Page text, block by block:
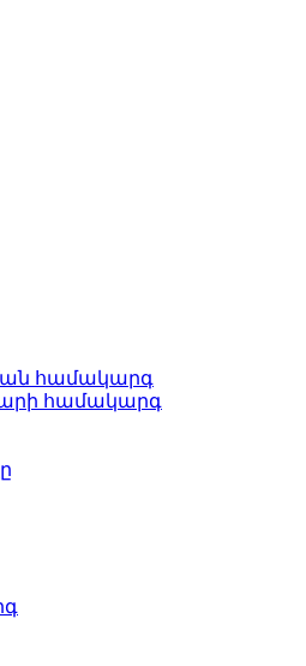
համակարգ
համակարգ